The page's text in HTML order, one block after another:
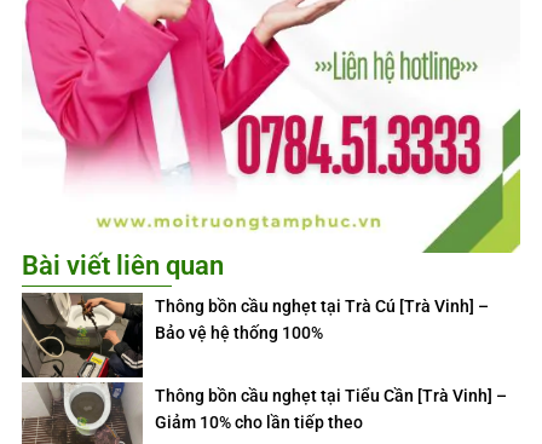
Bài viết liên quan
Thông bồn cầu nghẹt tại Trà Cú [Trà Vinh] –
Bảo vệ hệ thống 100%
Thông bồn cầu nghẹt tại Tiểu Cần [Trà Vinh] –
Giảm 10% cho lần tiếp theo